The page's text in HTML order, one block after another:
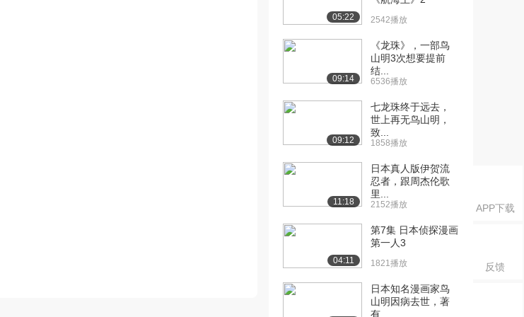
APP下载
反馈
05:22 2542播放
09:14
《龙珠》，一部鸟
山明3次想要提前
结...
6536播放
09:12
七龙珠终于远去，
世上再无鸟山明，
致...
1858播放
11:18
日本真人版伊贺流
忍者，跟周杰伦歌
里...
2152播放
04:11
第7集 日本侦探漫画
第一人3
1821播放
日本知名漫画家鸟
山明因病去世，著
有...